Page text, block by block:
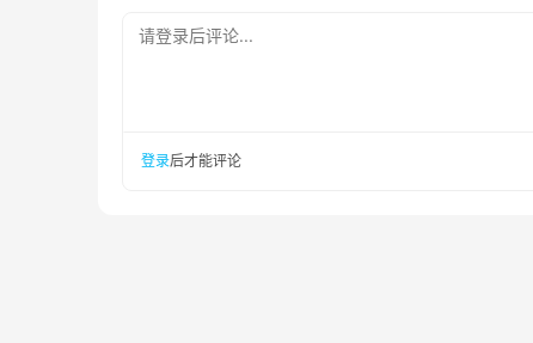
请登录后评论...
登录后才能评论